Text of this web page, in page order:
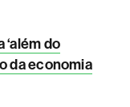
‘além do
da economia